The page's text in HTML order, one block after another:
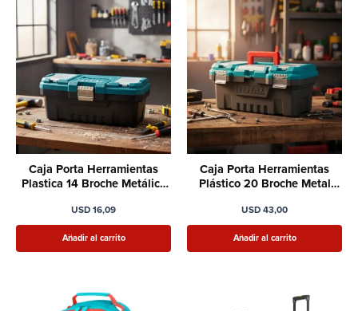
Caja Porta Herramientas
Plastica 14 Broche Metálico
USD 16,09
Añadir al carrito
Caja Porta Herramientas
Plástico 20 Broche Metal
USD 43,00
Añadir al carrito